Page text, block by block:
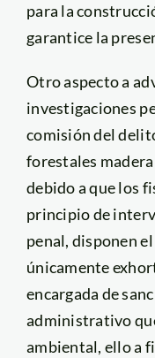
para la
garantice la
Otro aspecto a
investigaciones
comisión del
forestales
debido a que los
principio de
penal, disponen
únicamente
encargada de
administrativo
ambiental, ello a